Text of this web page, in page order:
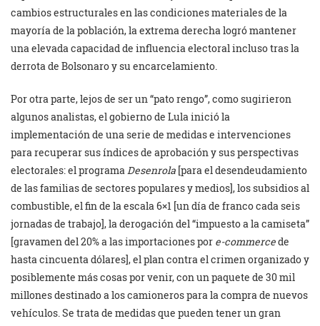
cambios estructurales en las condiciones materiales de la
mayoría de la población, la extrema derecha logró mantener
una elevada capacidad de influencia electoral incluso tras la
derrota de Bolsonaro y su encarcelamiento.
Por otra parte, lejos de ser un “pato rengo”, como sugirieron
algunos analistas, el gobierno de Lula inició la
implementación de una serie de medidas e intervenciones
para recuperar sus índices de aprobación y sus perspectivas
electorales: el programa Desenrola [para el desendeudamiento
de las familias de sectores populares y medios], los subsidios al
combustible, el fin de la escala 6×1 [un día de franco cada seis
jornadas de trabajo], la derogación del “impuesto a la camiseta”
[gravamen del 20% a las importaciones por e-commercede
hasta cincuenta dólares], el plan contra el crimen organizado y
posiblemente más cosas por venir, con un paquete de 30 mil
millones destinado a los camioneros para la compra de nuevos
vehículos. Se trata de medidas que pueden tener un gran